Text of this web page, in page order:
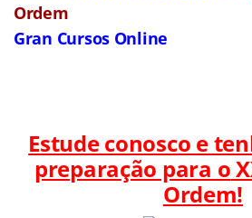
Ordem
Gran Cursos Online
Estude conosco e
preparação para o
Ordem!